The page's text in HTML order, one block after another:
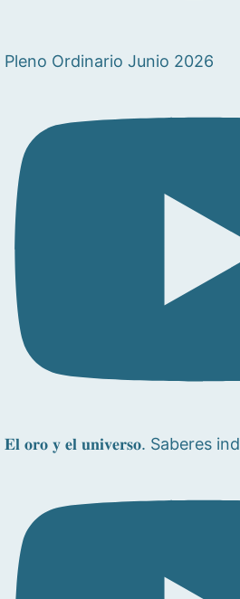
Pleno Ordinario Junio 2026
𝐄𝐥 𝐨𝐫𝐨 𝐲 𝐞𝐥 𝐮𝐧𝐢𝐯𝐞𝐫𝐬𝐨. Saberes